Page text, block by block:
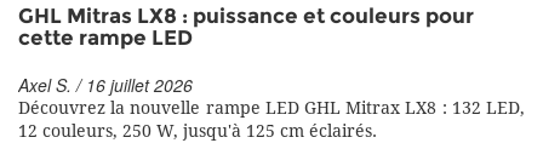
GHL Mitras LX8 : puissance et couleurs pour
cette rampe LED
Axel S. / 16 juillet 2026
Découvrez la nouvelle rampe LED GHL Mitrax LX8 : 132 LED,
12 couleurs, 250 W, jusqu'à 125 cm éclairés.